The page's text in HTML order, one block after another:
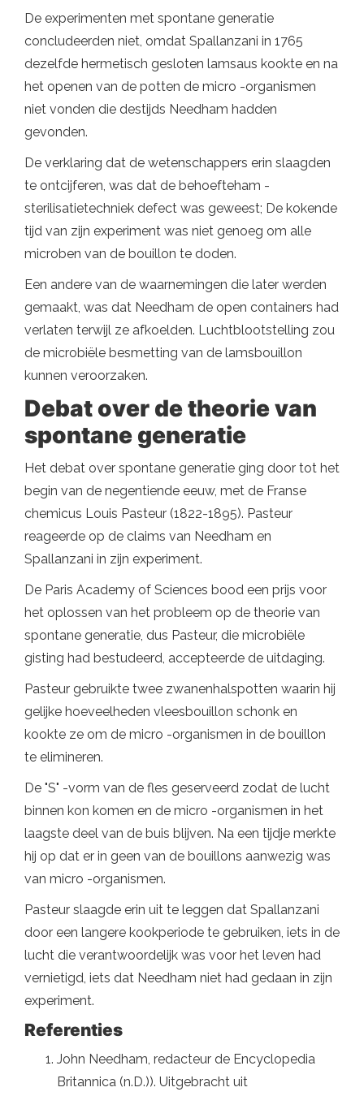
De experimenten met spontane generatie
concludeerden niet, omdat Spallanzani in 1765
dezelfde hermetisch gesloten lamsaus kookte en na
het openen van de potten de micro -organismen
niet vonden die destijds Needham hadden
gevonden.
De verklaring dat de wetenschappers erin slaagden
te ontcijferen, was dat de behoefteham -
sterilisatietechniek defect was geweest; De kokende
tijd van zijn experiment was niet genoeg om alle
microben van de bouillon te doden.
Een andere van de waarnemingen die later werden
gemaakt, was dat Needham de open containers had
verlaten terwijl ze afkoelden. Luchtblootstelling zou
de microbiële besmetting van de lamsbouillon
kunnen veroorzaken.
Debat over de theorie van
spontane generatie
Het debat over spontane generatie ging door tot het
begin van de negentiende eeuw, met de Franse
chemicus Louis Pasteur (1822-1895). Pasteur
reageerde op de claims van Needham en
Spallanzani in zijn experiment.
De Paris Academy of Sciences bood een prijs voor
het oplossen van het probleem op de theorie van
spontane generatie, dus Pasteur, die microbiële
gisting had bestudeerd, accepteerde de uitdaging.
Pasteur gebruikte twee zwanenhalspotten waarin hij
gelijke hoeveelheden vleesbouillon schonk en
kookte ze om de micro -organismen in de bouillon
te elimineren.
De "S" -vorm van de fles geserveerd zodat de lucht
binnen kon komen en de micro -organismen in het
laagste deel van de buis blijven. Na een tijdje merkte
hij op dat er in geen van de bouillons aanwezig was
van micro -organismen.
Pasteur slaagde erin uit te leggen dat Spallanzani
door een langere kookperiode te gebruiken, iets in de
lucht die verantwoordelijk was voor het leven had
vernietigd, iets dat Needham niet had gedaan in zijn
experiment.
Referenties
John Needham, redacteur de Encyclopedia
Britannica (n.D.)). Uitgebracht uit